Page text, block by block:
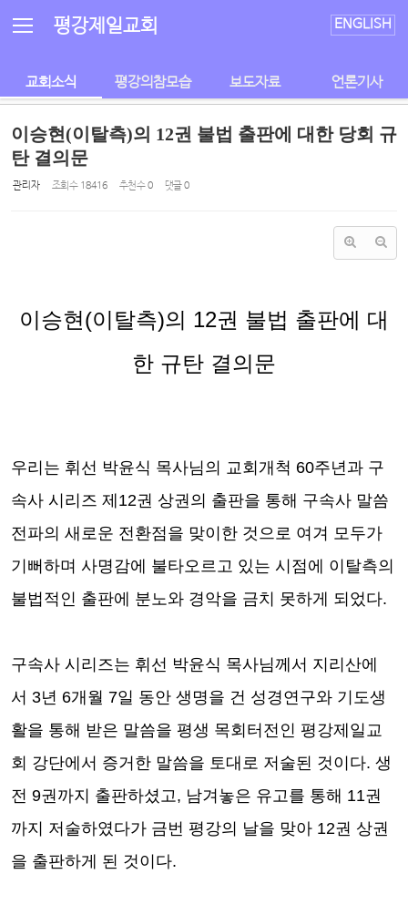
평강제일교회 ENGLISH
교회소식 평강의참모습 보도자료 언론기사
이승현(이탈측)의 12권 불법 출판에 대한 당회 규
탄 결의문
관리자 조회 수 18416 추천 수0 댓글0
이승현(이탈측)의 12권 불법 출판에 대
한 규탄 결의문
우리는 휘선 박윤식 목사님의 교회개척 60주년과 구
속사 시리즈 제 12권 상권의 출판을 통해 구속사 말씀
전파의 새로운 전환점을 맞이한 것으로 여겨 모두가
기뻐하며 사명감에 불타오르고 있는 시점에 이탈측의
불법적인 출판에 분노와 경악을 금치 못하게 되었다.
구속사 시리즈는 휘선 박윤식 목사님께서 지리산에
서 3년 6개월 7일 동안 생명을 건 성경연구와 기도생
활을 통해 받은 말씀을 평생 목회터전인 평강제일교
회 강단에서 증거한 말씀을 토대로 저술된 것이다. 생
전 9권까지 출판하셨고, 남겨놓은 유고를 통해 11권
까지 저술하였다가 금번 평강의 날을 맞아 12권 상권
을 출판하게 된 것이다.